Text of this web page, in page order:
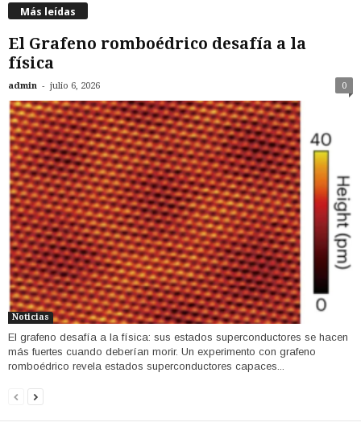
Más leídas
El Grafeno romboédrico desafía a la
física
admin - julio 6, 2026 0
Noticias
El grafeno desafía a la física: sus estados superconductores se hacen
más fuertes cuando deberían morir. Un experimento con grafeno
romboédrico revela estados superconductores capaces...